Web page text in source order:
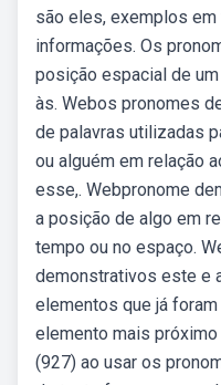
são eles, exemplos
informações. Os
posição espacial de
às. Webos pronomes
de palavras utilizadas
ou alguém em relação
esse,. Webpronome
a posição de algo em
tempo ou no espaço.
demonstrativos este e
elementos que já
elemento mais
(927) ao usar os